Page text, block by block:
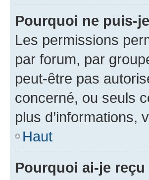
Pourquoi ne puis-
Les permissions
par forum, par
peut-être pas
concerné, ou seuls
plus d’informations,
Haut
Pourquoi ai-je